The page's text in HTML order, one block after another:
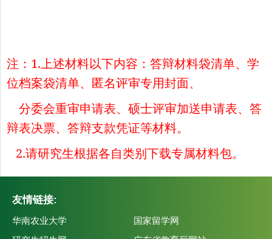
注：1.上述材料以下内容：答辩材料袋清单、学
位档案袋清单、匿名评审专用封面、
分委会重审申请表、硕士评审加送申请表、 答
辩表决票、答辩支款凭证等材料。
2.请研究生根据各自类别下载专属材料包。
友情链接:
华南农业大学
国家留学网